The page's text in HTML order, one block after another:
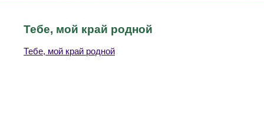
Тебе, мой край родной
Тебе, мой край родной